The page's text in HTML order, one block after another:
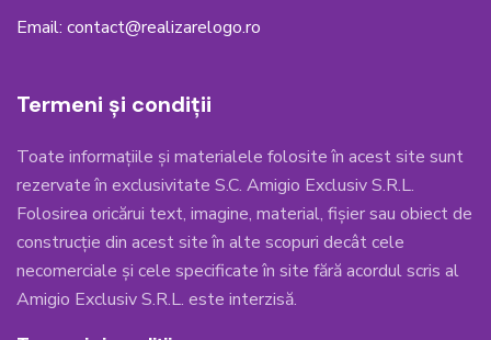
Email: contact@realizarelogo.ro
Termeni și condiții
Toate informațiile și materialele folosite în acest site sunt
rezervate în exclusivitate S.C. Amigio Exclusiv S.R.L.
Folosirea oricărui text, imagine, material, fișier sau obiect de
construcție din acest site în alte scopuri decât cele
necomerciale și cele specificate în site fără acordul scris al
Amigio Exclusiv S.R.L. este interzisă.